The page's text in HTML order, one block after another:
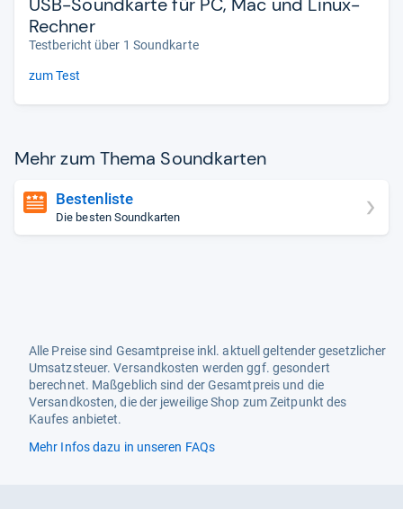
Rechner
Testbericht über 1 Soundkarte
zum Test
Mehr zum Thema Sound­kar­ten
Bestenliste
Die besten Soundkarten
Alle Preise sind Gesamtpreise inkl. aktuell geltender gesetzlicher
Umsatzsteuer. Versandkosten werden ggf. gesondert
berechnet. Maßgeblich sind der Gesamtpreis und die
Versandkosten, die der jeweilige Shop zum Zeitpunkt des
Kaufes anbietet.
Mehr Infos dazu in unseren FAQs